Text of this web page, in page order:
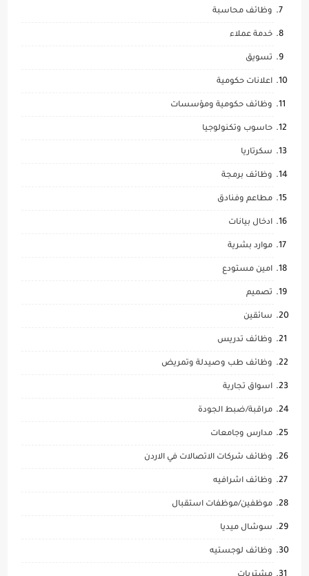
وظائف محاسبة
خدمة عملاء
تسويق
اعلانات حكومية
وظائف حكومية ومؤسسات
حاسوب وتكنولوجيا
سكرتاريا
وظائف برمجة
مطاعم وفنادق
ادخال بيانات
موارد بشرية
امين مستودع
تصميم
سائقين
وظائف تدريس
وظائف طب وصيدلة وتمريض
اسواق تجارية
مراقبة/ضبط الجودة
مدارس وجامعات
وظائف شركات الاتصالات في الاردن
وظائف اشرافيه
موظفين/موظفات استقبال
سوشال ميديا
وظائف لوجستيه